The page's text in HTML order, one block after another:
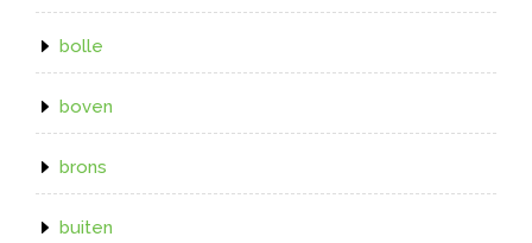
bolle
boven
brons
buiten